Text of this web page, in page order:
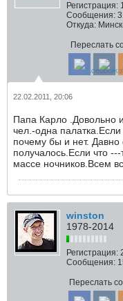
Регистрация:
Сообщения:
Откуда:
Переслать
22.02.2011, 20:06
Папа Карло .Довольно
чел.-одна
почему бы и нет. Давно
получалось.Если что
массе ночников.Всем
winston
1978-2014
Регистрация:
Сообщения:
Переслать